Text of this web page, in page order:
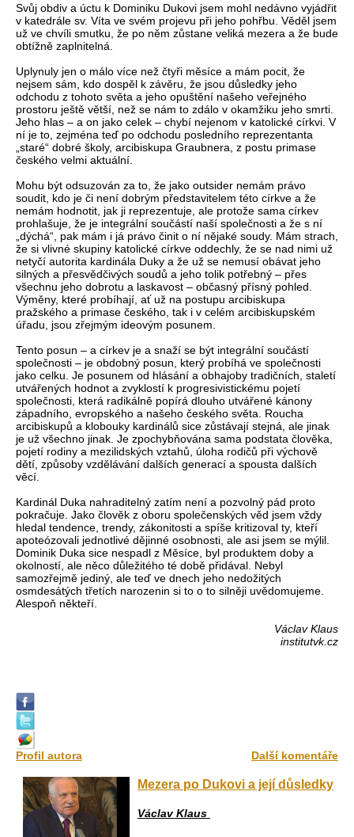
Svůj obdiv a úctu k Dominiku Dukovi jsem mohl nedávno vyjádřit
v katedrále sv. Víta ve svém projevu při jeho pohřbu. Věděl jsem
už ve chvíli smutku, že po něm zůstane veliká mezera a že bude
obtížně zaplnitelná.
Uplynuly jen o málo více než čtyři měsíce a mám pocit, že
nejsem sám, kdo dospěl k závěru, že jsou důsledky jeho
odchodu z tohoto světa a jeho opuštění našeho veřejného
prostoru ještě větší, než se nám to zdálo v okamžiku jeho smrti.
Jeho hlas – a on jako celek – chybí nejenom v katolické církvi. V
ní je to, zejména teď po odchodu posledního reprezentanta
„staré“ dobré školy, arcibiskupa Graubnera, z postu primase
českého velmi aktuální.
Mohu být odsuzován za to, že jako outsider nemám právo
soudit, kdo je či není dobrým představitelem této církve a že
nemám hodnotit, jak ji reprezentuje, ale protože sama církev
prohlašuje, že je integrální součástí naší společnosti a že s ní
„dýchá“, pak mám i já právo činit o ní nějaké soudy. Mám strach,
že si vlivné skupiny katolické církve oddechly, že se nad nimi už
netyčí autorita kardinála Duky a že už se nemusí obávat jeho
silných a přesvědčivých soudů a jeho tolik potřebný – přes
všechnu jeho dobrotu a laskavost – občasný přísný pohled.
Výměny, které probíhají, ať už na postupu arcibiskupa
pražského a primase českého, tak i v celém arcibiskupském
úřadu, jsou zřejmým ideovým posunem.
Tento posun – a církev je a snaží se být integrální součástí
společnosti – je obdobný posun, který probíhá ve společnosti
jako celku. Je posunem od hlásání a obhajoby tradičních, staletí
utvářených hodnot a zvyklostí k progresivistickému pojetí
společnosti, která radikálně popírá dlouho utvářené kánony
západního, evropského a našeho českého světa. Roucha
arcibiskupů a klobouky kardinálů sice zůstávají stejná, ale jinak
je už všechno jinak. Je zpochybňována sama podstata člověka,
pojetí rodiny a mezilidských vztahů, úloha rodičů při výchově
dětí, způsoby vzdělávání dalších generací a spousta dalších
věcí.
Kardinál Duka nahraditelný zatím není a pozvolný pád proto
pokračuje. Jako člověk z oboru společenských věd jsem vždy
hledal tendence, trendy, zákonitosti a spíše kritizoval ty, kteří
apoteózovali jednotlivé dějinné osobnosti, ale asi jsem se mýlil.
Dominik Duka sice nespadl z Měsíce, byl produktem doby a
okolností, ale něco důležitého té době přidával. Nebyl
samozřejmě jediný, ale teď ve dnech jeho nedožitých
osmdesátých třetích narozenin si to o to silněji uvědomujeme.
Alespoň někteří.
Václav Klaus
institutvk.cz
Profil autora Další komentáře
Mezera po Dukovi a její důsledky
Václav Klaus